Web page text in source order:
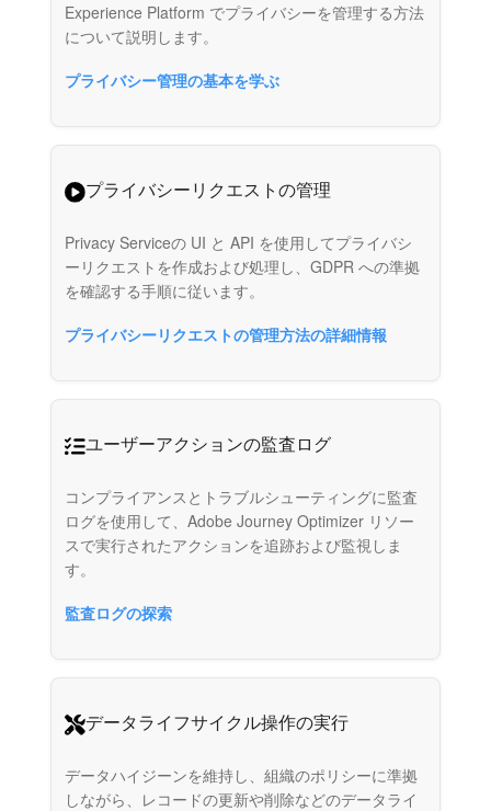
Experience Platform でプライバシーを管理する方法
について説明します。
プライバシー管理の基本を学ぶ
プライバシーリクエストの管理
Privacy Serviceの UI と API を使用してプライバシ
ーリクエストを作成および処理し、GDPR への準拠
を確認する手順に従います。
プライバシーリクエストの管理方法の詳細情報
ユーザーアクションの監査ログ
コンプライアンスとトラブルシューティングに監査
ログを使用して、Adobe Journey Optimizer リソー
スで実行されたアクションを追跡および監視しま
す。
監査ログの探索
データライフサイクル操作の実行
データハイジーンを維持し、組織のポリシーに準拠
しながら、レコードの更新や削除などのデータライ